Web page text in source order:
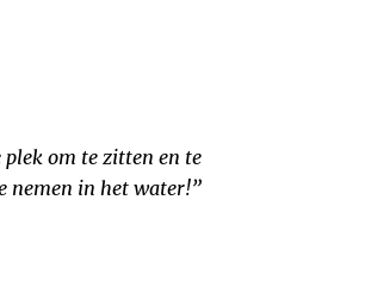
plek om te zitten en te
nemen in het water!”